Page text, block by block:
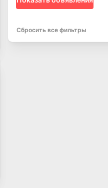
Сбросить все фильтры